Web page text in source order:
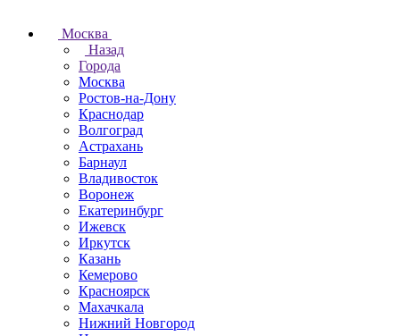
Москва
Назад
Города
Москва
Ростов-на-Дону
Краснодар
Волгоград
Астрахань
Барнаул
Владивосток
Воронеж
Екатеринбург
Ижевск
Иркутск
Казань
Кемерово
Красноярск
Махачкала
Нижний Новгород